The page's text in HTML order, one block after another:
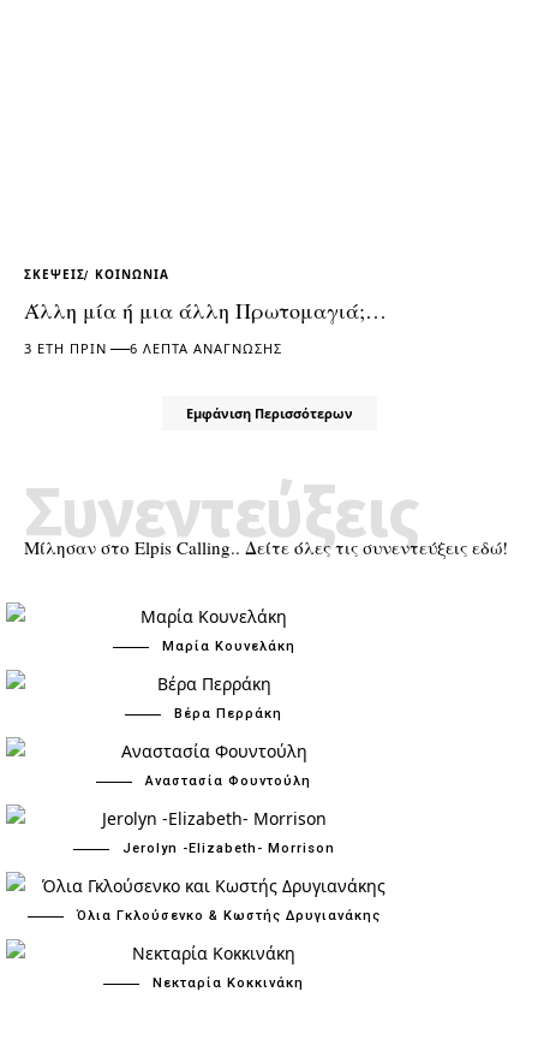
ΣΚΈΨΕΙΣ ΚΟΙΝΩΝΊΑ
Άλλη μία ή μια άλλη Πρωτομαγιά;…
3 ΈΤΗ ΠΡΙΝ 6 ΛΕΠΤΆ ΑΝΆΓΝΩΣΗΣ
Εμφάνιση Περισσότερων
Μίλησαν στο Elpis Calling.. Δείτε όλες τις συνεντεύξεις εδώ!
Συνεντεύξεις
Μαρία Κουνελάκη
Βέρα Περράκη
Αναστασία Φουντούλη
Jerolyn -Elizabeth- Morrison
Όλια Γκλούσενκο & Κωστής Δρυγιανάκης
Νεκταρία Κοκκινάκη